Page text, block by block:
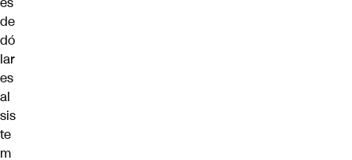
de
dó
lar
es
al
sis
te
m